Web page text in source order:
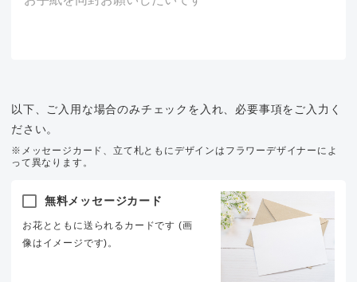
以下、ご入用な場合のみチェックを入れ、必要事項をご入力く
ださい。
※メッセージカード、立て札ともにデザインはフラワーデザイナーによ
って異なります。
無料メッセージカード
お花とともに送られるカードです (画
像はイメージです)。